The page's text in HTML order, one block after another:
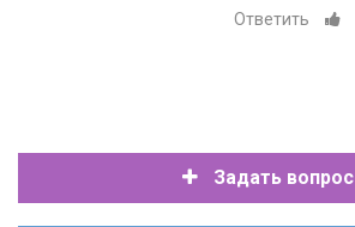
Ответить
Задать вопрос